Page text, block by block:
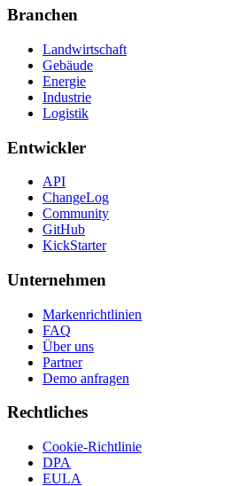
Branchen
Landwirtschaft
Gebäude
Energie
Industrie
Logistik
Entwickler
API
ChangeLog
Community
GitHub
KickStarter
Unternehmen
Markenrichtlinien
FAQ
Über uns
Partner
Demo anfragen
Rechtliches
Cookie-Richtlinie
DPA
EULA